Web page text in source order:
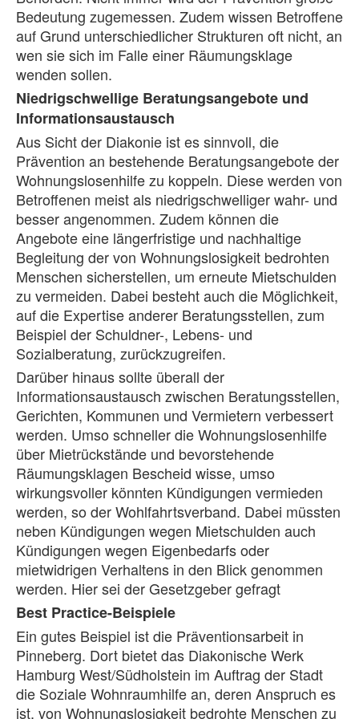
Bedeutung zugemessen. Zudem wissen Betroffene
auf Grund unterschiedlicher Strukturen oft nicht, an
wen sie sich im Falle einer Räumungsklage
wenden sollen.
Niedrigschwellige Beratungsangebote und
Informationsaustausch
Aus Sicht der Diakonie ist es sinnvoll, die
Prävention an bestehende Beratungsangebote der
Wohnungslosenhilfe zu koppeln. Diese werden von
Betroffenen meist als niedrigschwelliger wahr- und
besser angenommen. Zudem können die
Angebote eine längerfristige und nachhaltige
Begleitung der von Wohnungslosigkeit bedrohten
Menschen sicherstellen, um erneute Mietschulden
zu vermeiden. Dabei besteht auch die Möglichkeit,
auf die Expertise anderer Beratungsstellen, zum
Beispiel der Schuldner-, Lebens- und
Sozialberatung, zurückzugreifen.
Darüber hinaus sollte überall der
Informationsaustausch zwischen Beratungsstellen,
Gerichten, Kommunen und Vermietern verbessert
werden. Umso schneller die Wohnungslosenhilfe
über Mietrückstände und bevorstehende
Räumungsklagen Bescheid wisse, umso
wirkungsvoller könnten Kündigungen vermieden
werden, so der Wohlfahrtsverband. Dabei müssten
neben Kündigungen wegen Mietschulden auch
Kündigungen wegen Eigenbedarfs oder
mietwidrigen Verhaltens in den Blick genommen
werden. Hier sei der Gesetzgeber gefragt
Best Practice-Beispiele
Ein gutes Beispiel ist die Präventionsarbeit in
Pinneberg. Dort bietet das Diakonische Werk
Hamburg West/Südholstein im Auftrag der Stadt
die Soziale Wohnraumhilfe an, deren Anspruch es
ist, von Wohnungslosigkeit bedrohte Menschen zu